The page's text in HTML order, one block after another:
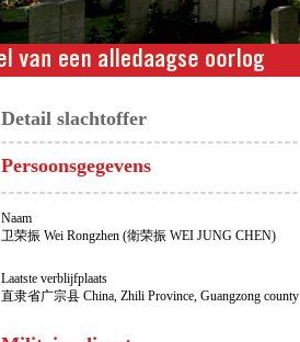
Detail slachtoffer
Persoonsgegevens
Naam
卫荣振 Wei Rongzhen (衛荣振 WEI JUNG CHEN)
Laatste verblijfplaats
直隶省广宗县 China, Zhili Province, Guangzong county